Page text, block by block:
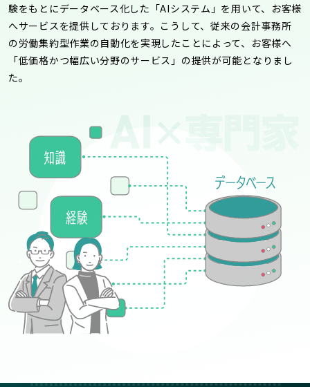
験をもとにデータベース化した「AIシステム」を用いて、お客様
へサービスを提供しております。こうして、従来の会計事務所
の労働集約型作業の自動化を実現したことによって、お客様へ
「低価格かつ幅広い分野のサービス」の提供が可能となりまし
た。